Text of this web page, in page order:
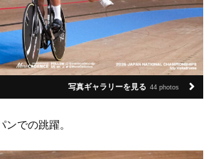
写真ギャラリーを見る 44 photos
での跳躍。